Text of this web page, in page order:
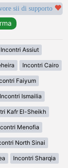
sii di supporto
Incontri Assiut
Incontri Cairo
Faiyum
Incontri Ismailia
Kafr El-Sheikh
Menofia
North Sinai
Incontri Sharqia